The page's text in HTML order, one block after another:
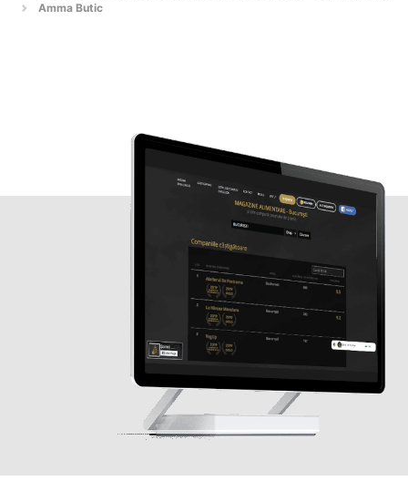
Amma Butic